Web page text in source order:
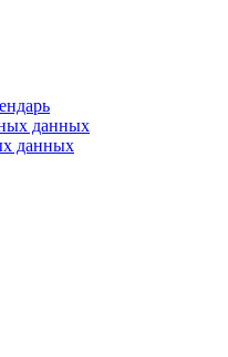
данных
данных